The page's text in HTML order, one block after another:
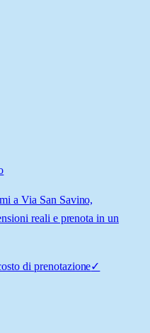
a Via San Savino,
reali e prenota in un
di prenotazione✓